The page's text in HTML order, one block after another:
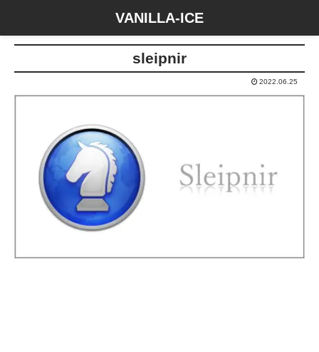
sleipnir
2022.06.25
VANILLA-ICE